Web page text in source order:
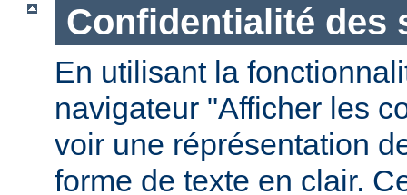
Confidentialité des
En utilisant la
navigateur "Afficher les
voir une réprésentation
forme de texte en clair.